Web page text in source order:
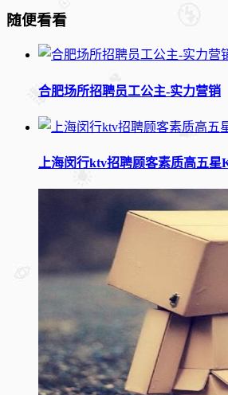
随便看看
合肥场所招聘员工公主-实力营销
上海闵行ktv招聘顾客素质高五